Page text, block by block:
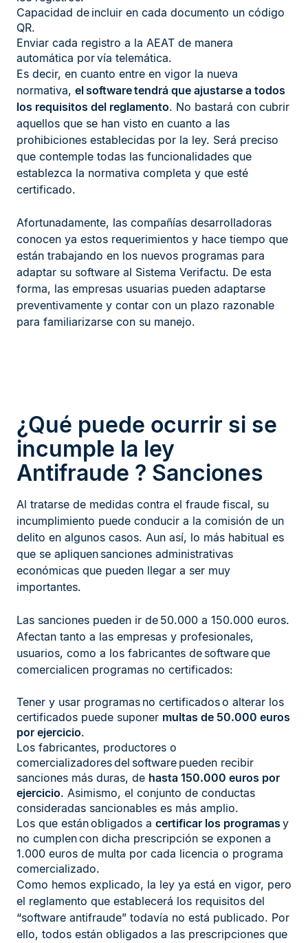
Capacidad de incluir en cada documento un código
QR.
Enviar cada registro a la AEAT de manera
automática por vía telemática.
Es decir, en cuanto entre en vigor la nueva
normativa, el software tendrá que ajustarse a todos
los requisitos del reglamento. No bastará con cubrir
aquellos que se han visto en cuanto a las
prohibiciones establecidas por la ley. Será preciso
que contemple todas las funcionalidades que
establezca la normativa completa y que esté
certificado.
Afortunadamente, las compañías desarrolladoras
conocen ya estos requerimientos y hace tiempo que
están trabajando en los nuevos programas para
adaptar su software al Sistema Verifactu. De esta
forma, las empresas usuarias pueden adaptarse
preventivamente y contar con un plazo razonable
para familiarizarse con su manejo.
¿Qué puede ocurrir si se
incumple la ley
Antifraude ? Sanciones
Al tratarse de medidas contra el fraude fiscal, su
incumplimiento puede conducir a la comisión de un
delito en algunos casos. Aun así, lo más habitual es
que se apliquen sanciones administrativas
económicas que pueden llegar a ser muy
importantes.
Las sanciones pueden ir de 50.000 a 150.000 euros.
Afectan tanto a las empresas y profesionales,
usuarios, como a los fabricantes de software que
comercialicen programas no certificados:
Tener y usar programas no certificados o alterar los
certificados puede suponer multas de 50.000 euros
por ejercicio.
Los fabricantes, productores o
comercializadores del software pueden recibir
sanciones más duras, de hasta 150.000 euros por
ejercicio. Asimismo, el conjunto de conductas
consideradas sancionables es más amplio.
Los que están obligados a certificar los programas y
no cumplen con dicha prescripción se exponen a
1.000 euros de multa por cada licencia o programa
comercializado.
Como hemos explicado, la ley ya está en vigor, pero
el reglamento que establecerá los requisitos del
“software antifraude” todavía no está publicado. Por
ello, todos están obligados a las prescripciones que